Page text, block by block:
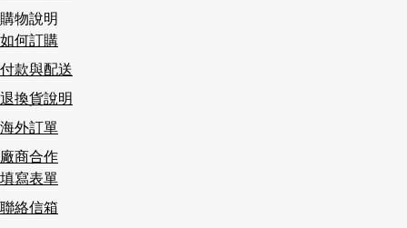
購物說明
如何訂購
付款與配送
退換貨說明
海外訂單
廠商合作
填寫表單
聯絡信箱